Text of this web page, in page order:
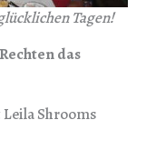
Tagen!
das
Shrooms